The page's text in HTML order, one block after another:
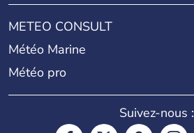
METEO CONSULT
Météo Marine
Météo pro
Suivez-nous :